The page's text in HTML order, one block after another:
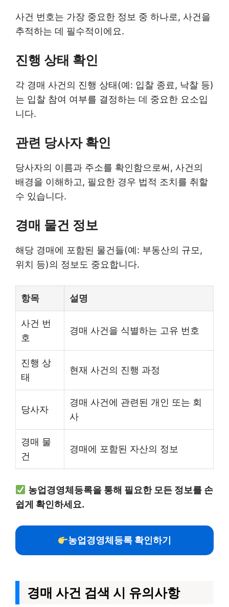
사건 번호는 가장 중요한 정보 중 하나로, 사건을
추적하는 데 필수적이에요.
진행 상태 확인
각 경매 사건의 진행 상태(예: 입찰 종료, 낙찰 등)
는 입찰 참여 여부를 결정하는 데 중요한 요소입
니다.
관련 당사자 확인
당사자의 이름과 주소를 확인함으로써, 사건의
배경을 이해하고, 필요한 경우 법적 조치를 취할
수 있습니다.
경매 물건 정보
해당 경매에 포함된 물건들(예: 부동산의 규모,
위치 등)의 정보도 중요합니다.
항목 설명
사건 번
호
경매 사건을 식별하는 고유 번호
진행 상
태
현재 사건의 진행 과정
당사자
경매 사건에 관련된 개인 또는 회
사
경매 물
건
경매에 포함된 자산의 정보
농업경영체등록을 통해 필요한 모든 정보를 손
쉽게 확인하세요.
농업경영체등록 확인하기
경매 사건 검색 시 유의사항